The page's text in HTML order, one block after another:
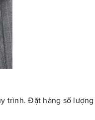
trình. Đặt hàng số lượng